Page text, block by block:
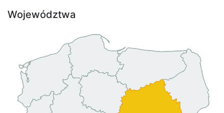
Województwa